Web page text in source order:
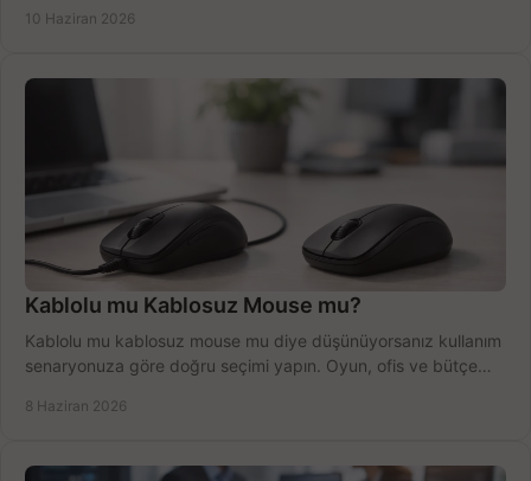
10 Haziran 2026
Kablolu mu Kablosuz Mouse mu?
Kablolu mu kablosuz mouse mu diye düşünüyorsanız kullanım
senaryonuza göre doğru seçimi yapın. Oyun, ofis ve bütçe
8 Haziran 2026